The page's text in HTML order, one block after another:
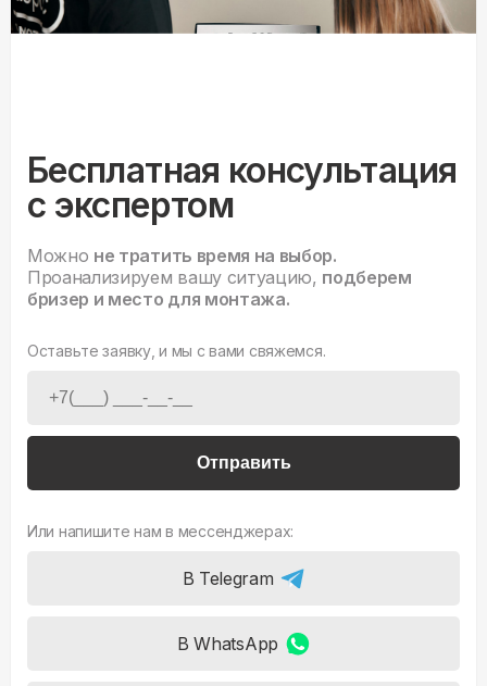
Бесплатная консультация
с экспертом
Можно не тратить время на выбор.
Проанализируем вашу ситуацию, подберем
бризер и место для монтажа.
Оставьте заявку, и мы с вами свяжемся.
Отправить
Или напишите нам в мессенджерах:
В Telegram
В WhatsApp